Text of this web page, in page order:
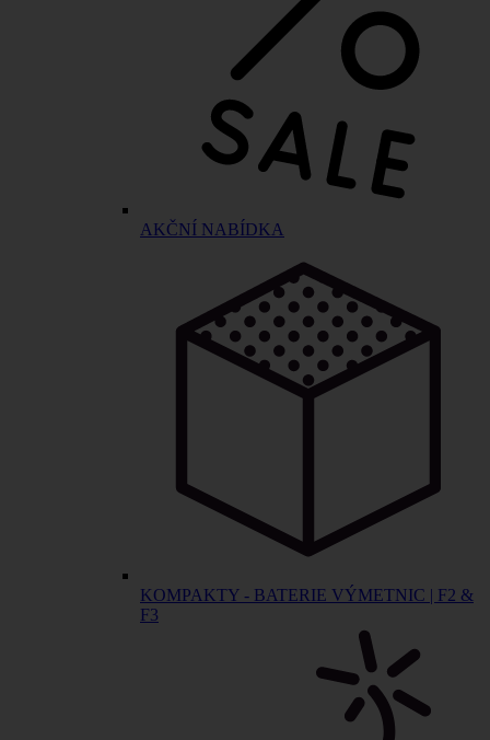
AKČNÍ NABÍDKA
KOMPAKTY - BATERIE VÝMETNIC | F2 &
F3